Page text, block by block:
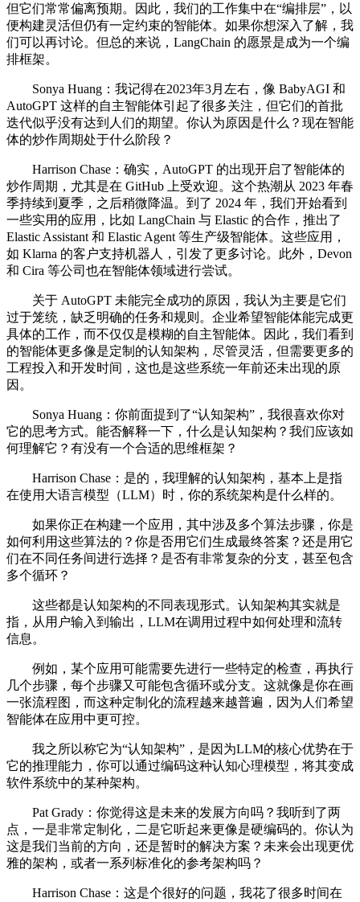
但它们常常偏离预期。因此，我们的工作集中在“编排层”，以
便构建灵活但仍有一定约束的智能体。如果你想深入了解，我
们可以再讨论。但总的来说，LangChain 的愿景是成为一个编
排框架。
Sonya Huang：我记得在2023年3月左右，像 BabyAGI 和
AutoGPT 这样的自主智能体引起了很多关注，但它们的首批
迭代似乎没有达到人们的期望。你认为原因是什么？现在智能
体的炒作周期处于什么阶段？
Harrison Chase：确实，AutoGPT 的出现开启了智能体的
炒作周期，尤其是在 GitHub 上受欢迎。这个热潮从 2023 年春
季持续到夏季，之后稍微降温。到了 2024 年，我们开始看到
一些实用的应用，比如 LangChain 与 Elastic 的合作，推出了
Elastic Assistant 和 Elastic Agent 等生产级智能体。这些应用，
如 Klarna 的客户支持机器人，引发了更多讨论。此外，Devon
和 Cira 等公司也在智能体领域进行尝试。
关于 AutoGPT 未能完全成功的原因，我认为主要是它们
过于笼统，缺乏明确的任务和规则。企业希望智能体能完成更
具体的工作，而不仅仅是模糊的自主智能体。因此，我们看到
的智能体更多像是定制的认知架构，尽管灵活，但需要更多的
工程投入和开发时间，这也是这些系统一年前还未出现的原
因。
Sonya Huang：你前面提到了“认知架构”，我很喜欢你对
它的思考方式。能否解释一下，什么是认知架构？我们应该如
何理解它？有没有一个合适的思维框架？
Harrison Chase：是的，我理解的认知架构，基本上是指
在使用大语言模型（LLM）时，你的系统架构是什么样的。
如果你正在构建一个应用，其中涉及多个算法步骤，你是
如何利用这些算法的？你是否用它们生成最终答案？还是用它
们在不同任务间进行选择？是否有非常复杂的分支，甚至包含
多个循环？
这些都是认知架构的不同表现形式。认知架构其实就是
指，从用户输入到输出，LLM在调用过程中如何处理和流转
信息。
例如，某个应用可能需要先进行一些特定的检查，再执行
几个步骤，每个步骤又可能包含循环或分支。这就像是你在画
一张流程图，而这种定制化的流程越来越普遍，因为人们希望
智能体在应用中更可控。
我之所以称它为“认知架构”，是因为LLM的核心优势在于
它的推理能力，你可以通过编码这种认知心理模型，将其变成
软件系统中的某种架构。
Pat Grady：你觉得这是未来的发展方向吗？我听到了两
点，一是非常定制化，二是它听起来更像是硬编码的。你认为
这是我们当前的方向，还是暂时的解决方案？未来会出现更优
雅的架构，或者一系列标准化的参考架构吗？
Harrison Chase：这是个很好的问题，我花了很多时间在